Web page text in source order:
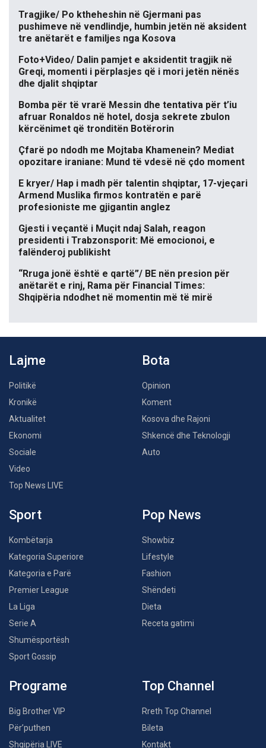
Tragjike/ Po ktheheshin në Gjermani pas
pushimeve në vendlindje, humbin jetën në aksident
tre anëtarët e familjes nga Kosova
Foto+Video/ Dalin pamjet e aksidentit tragjik në
Greqi, momenti i përplasjes që i mori jetën nënës
dhe djalit shqiptar
Bomba për të vrarë Messin dhe tentativa për t’iu
afruar Ronaldos në hotel, dosja sekrete zbulon
kërcënimet që tronditën Botërorin
Çfarë po ndodh me Mojtaba Khamenein? Mediat
opozitare iraniane: Mund të vdesë në çdo moment
E kryer/ Hap i madh për talentin shqiptar, 17-vjeçari
Armend Muslika firmos kontratën e parë
profesioniste me gjigantin anglez
Gjesti i veçantë i Muçit ndaj Salah, reagon
presidenti i Trabzonsporit: Më emocionoi, e
falënderoj publikisht
“Rruga jonë është e qartë”/ BE nën presion për
anëtarët e rinj, Rama për Financial Times:
Shqipëria ndodhet në momentin më të mirë
Lajme
Politikë
Kronikë
Aktualitet
Ekonomi
Sociale
Video
Top News LIVE
Bota
Opinion
Koment
Kosova dhe Rajoni
Shkencë dhe Teknologji
Auto
Sport
Kombëtarja
Kategoria Superiore
Kategoria e Parë
Premier League
La Liga
Serie A
Shumësportësh
Sport Gossip
Pop News
Showbiz
Lifestyle
Fashion
Shëndeti
Dieta
Receta gatimi
Programe
Big Brother VIP
Për’puthen
Shqipëria LIVE
Top Channel
Rreth Top Channel
Bileta
Kontakt